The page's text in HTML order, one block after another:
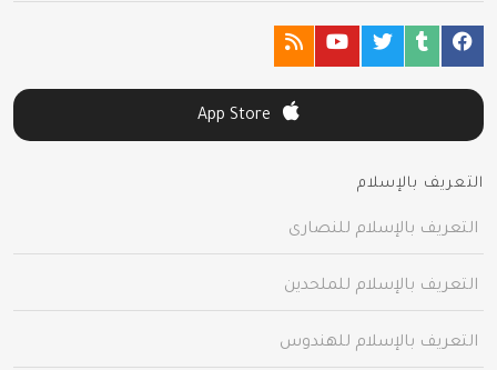
التعريف بالإسلام
التعريف بالإسلام للنصارى
التعريف بالإسلام للملحدين
التعريف بالإسلام للهندوس